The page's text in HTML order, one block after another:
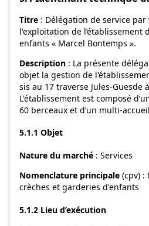
Titre : Délégation de service
l'exploitation de l’établissement
enfants « Marcel Bontemps ».
Description : La présente
objet la gestion de
sis au 17 traverse Jules-Guesde
L'établissement est composé
60 berceaux et d’un multi-
5.1.1 Objet
Nature du marché : Services
Nomenclature principale (cpv) :
crèches et garderies d'enfants
5.1.2 Lieu d’exécution